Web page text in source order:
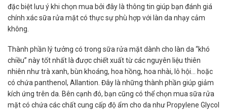
đặc biệt lưu ý khi chọn mua bởi đây là thông tin giúp bạn đánh giá
chính xác sữa rửa mặt có thực sự phù hợp với làn da nhạy cảm
không.
Thành phần lý tưởng có trong sữa rửa mặt dành cho làn da “khó
chiều” này tốt nhất là được chiết xuất từ các nguyên liệu thiên
nhiên như trà xanh, bùn khoáng, hoa hồng, hoa nhài, lô hội… hoặc
có chứa panthenol, Allantion. Đây là những thành phần giúp giảm
kích ứng trên da. Bên cạnh đó, bạn cũng có thể chọn mua sữa rửa
mặt có chứa các chất cung cấp độ ẩm cho da như Propylene Glycol